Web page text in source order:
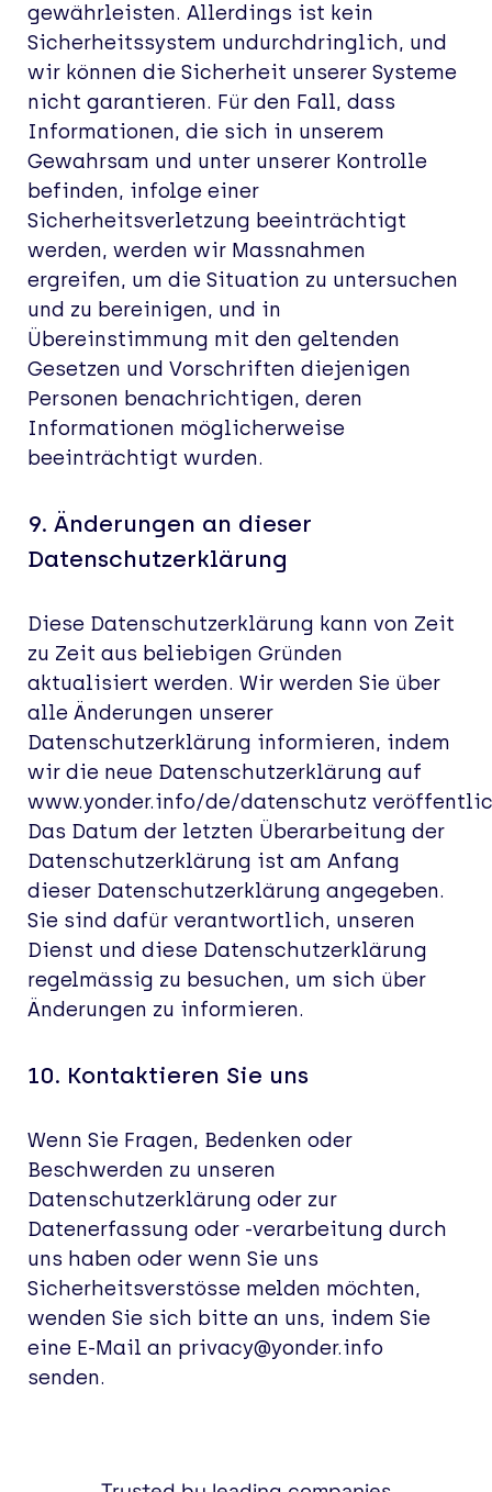
gewährleisten. Allerdings ist kein
Sicherheitssystem undurchdringlich, und
wir können die Sicherheit unserer Systeme
nicht garantieren. Für den Fall, dass
Informationen, die sich in unserem
Gewahrsam und unter unserer Kontrolle
befinden, infolge einer
Sicherheitsverletzung beeinträchtigt
werden, werden wir Massnahmen
ergreifen, um die Situation zu untersuchen
und zu bereinigen, und in
Übereinstimmung mit den geltenden
Gesetzen und Vorschriften diejenigen
Personen benachrichtigen, deren
Informationen möglicherweise
beeinträchtigt wurden.
9. Änderungen an dieser
Datenschutzerklärung
Diese Datenschutzerklärung kann von Zeit
zu Zeit aus beliebigen Gründen
aktualisiert werden. Wir werden Sie über
alle Änderungen unserer
Datenschutzerklärung informieren, indem
wir die neue Datenschutzerklärung auf
www.yonder.info/de/datenschutz
Das Datum der letzten Überarbeitung der
Datenschutzerklärung ist am Anfang
dieser Datenschutzerklärung angegeben.
Sie sind dafür verantwortlich, unseren
Dienst und diese Datenschutzerklärung
regelmässig zu besuchen, um sich über
Änderungen zu informieren.
10. Kontaktieren Sie uns
Wenn Sie Fragen, Bedenken oder
Beschwerden zu unseren
Datenschutzerklärung oder zur
Datenerfassung oder -verarbeitung durch
uns haben oder wenn Sie uns
Sicherheitsverstösse melden möchten,
wenden Sie sich bitte an uns, indem Sie
eine E-Mail an privacy@yonder.info
senden.